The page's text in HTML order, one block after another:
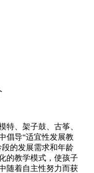
特、架子鼓、古筝、
倡导“适宜性发展教
的发展需求和年龄
的教学模式，使孩子
随着自主性努力而获